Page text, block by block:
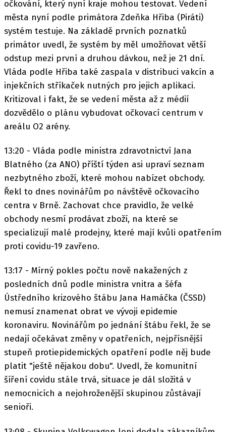
očkování, který nyní kraje mohou testovat. Vedení
města nyní podle primátora Zdeňka Hřiba (Piráti)
systém testuje. Na základě prvních poznatků
primátor uvedl, že systém by měl umožňovat větší
odstup mezi první a druhou dávkou, než je 21 dní.
Vláda podle Hřiba také zaspala v distribuci vakcín a
injekčních stříkaček nutných pro jejich aplikaci.
Kritizoval i fakt, že se vedení města až z médií
dozvědělo o plánu vybudovat očkovací centrum v
areálu O2 arény.
13:20 - Vláda podle ministra zdravotnictví Jana
Blatného (za ANO) příští týden asi upraví seznam
nezbytného zboží, které mohou nabízet obchody.
Řekl to dnes novinářům po návštěvě očkovacího
centra v Brně. Zachovat chce pravidlo, že velké
obchody nesmí prodávat zboží, na které se
specializují malé prodejny, které mají kvůli opatřením
proti covidu-19 zavřeno.
13:17 - Mírný pokles počtu nově nakažených z
posledních dnů podle ministra vnitra a šéfa
Ústředního krizového štábu Jana Hamáčka (ČSSD)
nemusí znamenat obrat ve vývoji epidemie
koronaviru. Novinářům po jednání štábu řekl, že se
nedají očekávat změny v opatřeních, nejpřísnější
stupeň protiepidemických opatření podle něj bude
platit "ještě nějakou dobu". Uvedl, že komunitní
šíření covidu stále trvá, situace je dál složitá v
nemocnicích a nejohroženější skupinou zůstávají
senioři.